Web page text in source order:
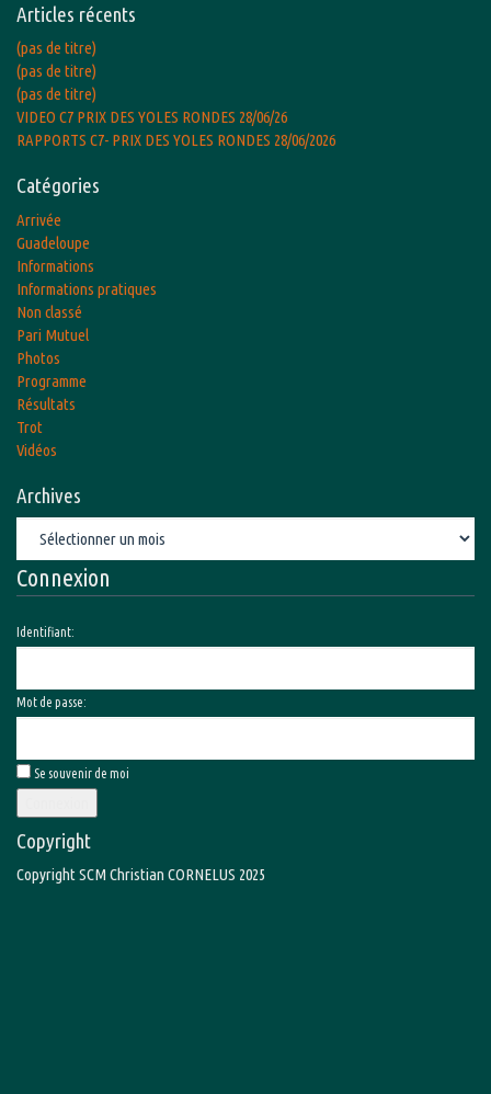
Articles récents
(pas de titre)
(pas de titre)
(pas de titre)
VIDEO C7 PRIX DES YOLES RONDES 28/06/26
RAPPORTS C7- PRIX DES YOLES RONDES 28/06/2026
Catégories
Arrivée
Guadeloupe
Informations
Informations pratiques
Non classé
Pari Mutuel
Photos
Programme
Résultats
Trot
Vidéos
Archives
Connexion
Identifiant:
Mot de passe:
Se souvenir de moi
Copyright
Copyright SCM Christian CORNELUS 2025